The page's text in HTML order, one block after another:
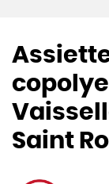
Saint